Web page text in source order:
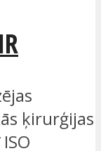
ķirurģijas